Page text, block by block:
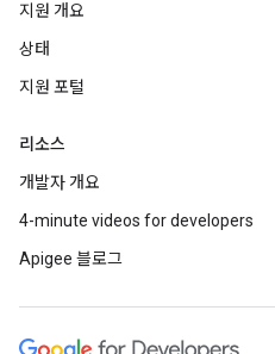
지원 개요
상태
지원 포털
리소스
개발자 개요
4-minute videos for developers
Apigee 블로그